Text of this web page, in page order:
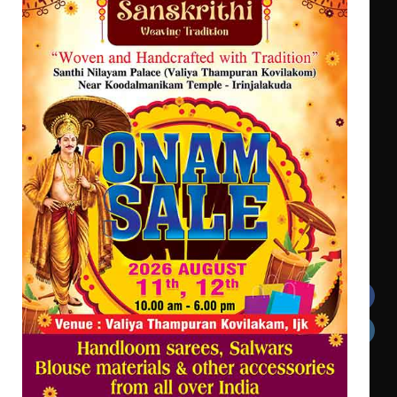
ഡോക്ടറേറ്റ് നേടിയ എൻ. ആര്യ
ട്യുണീഷ്യൻ ചിത്രം ” ദി വോയിസ്
ഓഫ് ഹിന്ദ് റജബ് ” ഇരിങ്ങാലക്കുട
ഫിലിം സൊസൈറ്റി ആഗസ്റ്റ് 7
വെള്ളിയാഴ്ച സ്‌ക്രീൻ ചെയ്യുന്നു
Get In Touch
Twitter Facebook
LinkedIn Instagram
YouTube